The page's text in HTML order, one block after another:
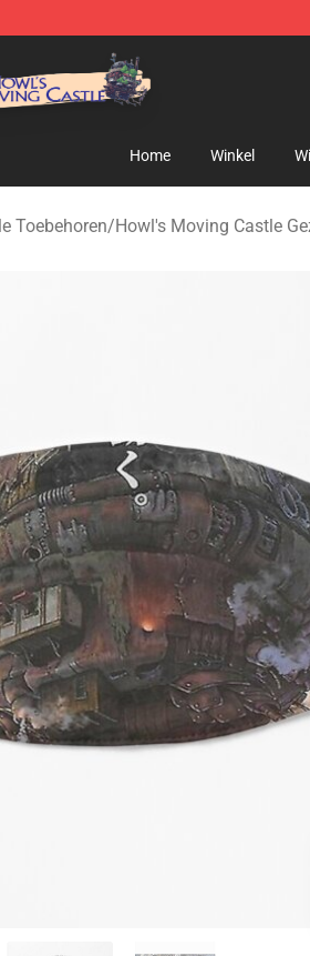
- Official Howl's Moving Castle
Home Winkel
Toebehoren/Howl's Moving Castle